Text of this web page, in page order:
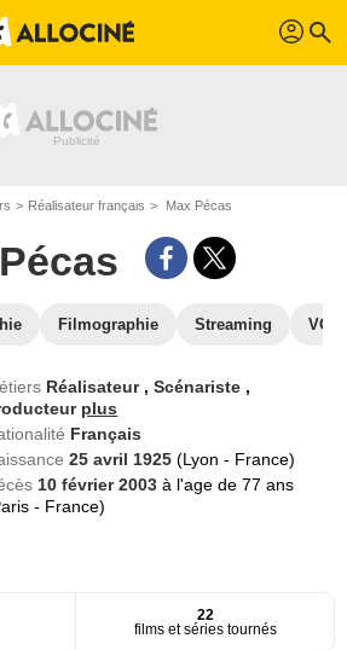
profil search
Réalisateur français Max Pécas
Filmographie Streaming
Réalisateur ,Scénariste ,
plus
Français
25 avril 1925(Lyon - France)
10 février 2003à l'age de 77 ans
- France)
22
films et séries tournés